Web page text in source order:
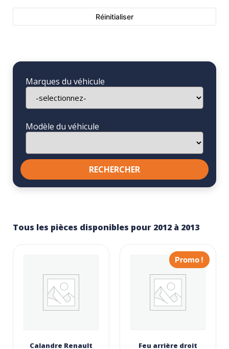
Réinitialiser
Marques du véhicule
Modèle du véhicule
Tous les pièces disponibles pour 2012 à 2013
Calandre Renault
Promo !
Feu arrière droit